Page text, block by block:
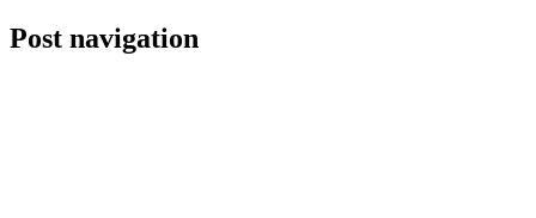
Post navigation